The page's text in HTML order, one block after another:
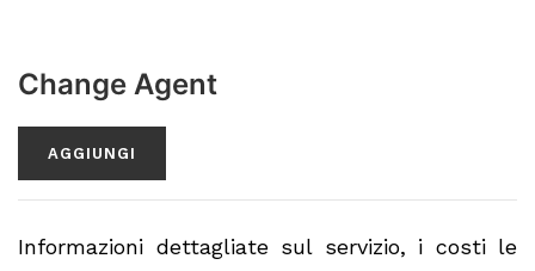
Change Agent
AGGIUNGI
Informazioni dettagliate sul servizio, i costi le